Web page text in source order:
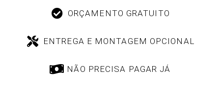
ORÇAMENTO GRATUITO
ENTREGA E MONTAGEM OPCIONAL
NÃO PRECISA PAGAR JÁ